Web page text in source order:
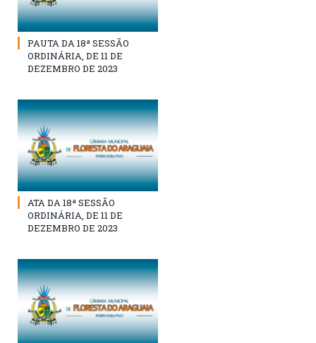
PAUTA DA 18ª SESSÃO
ORDINÁRIA, DE 11 DE
DEZEMBRO DE 2023
ATA DA 18ª SESSÃO
ORDINÁRIA, DE 11 DE
DEZEMBRO DE 2023